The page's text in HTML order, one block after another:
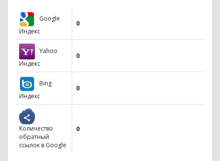
Google
Индекс
0
Yahoo
Индекс
0
Bing
Индекс
0
Количество
обратный
ссылок в Google
0